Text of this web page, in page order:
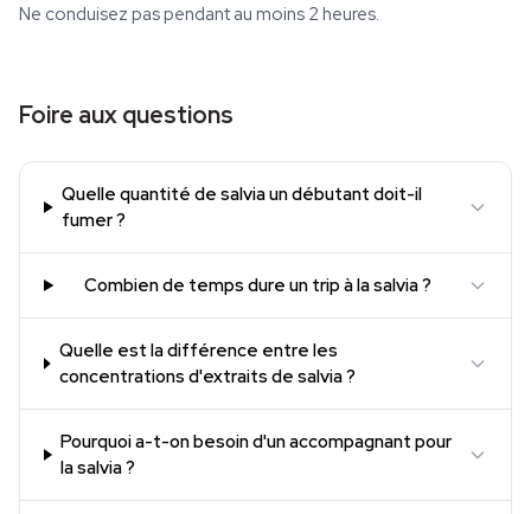
Ne conduisez pas pendant au moins 2 heures.
Foire aux questions
Quelle quantité de salvia un débutant doit-il
fumer ?
Combien de temps dure un trip à la salvia ?
Quelle est la différence entre les
concentrations d'extraits de salvia ?
Pourquoi a-t-on besoin d'un accompagnant pour
la salvia ?